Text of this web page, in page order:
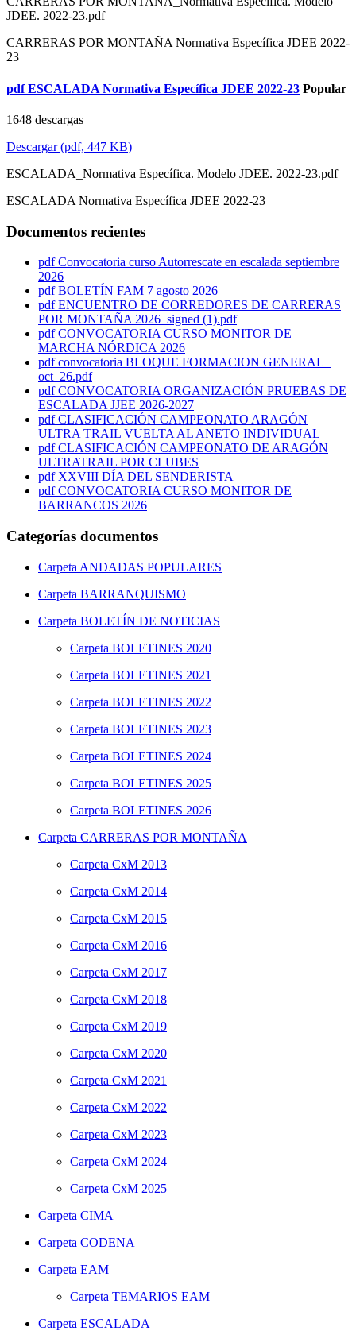
JDEE. 2022-23.pdf
CARRERAS POR MONTAÑA Normativa Específica JDEE 2022-
23
pdf ESCALADA Normativa Específica JDEE 2022-23 Popular
1648 descargas
Descargar(pdf, 447 KB)
ESCALADA_Normativa Específica. Modelo JDEE. 2022-23.pdf
ESCALADA Normativa Específica JDEE 2022-23
Documentos recientes
pdf Convocatoria curso Autorrescate en escalada septiembre
2026
pdf BOLETÍN FAM 7 agosto 2026
pdf ENCUENTRO DE CORREDORES DE CARRERAS
POR MONTAÑA 2026_signed (1).pdf
pdf CONVOCATORIA CURSO MONITOR DE
MARCHA NÓRDICA 2026
pdf convocatoria BLOQUE FORMACION GENERAL_
oct_26.pdf
pdf CONVOCATORIA ORGANIZACIÓN PRUEBAS DE
ESCALADA JJEE 2026-2027
pdf CLASIFICACIÓN CAMPEONATO ARAGÓN
ULTRA TRAIL VUELTA AL ANETO INDIVIDUAL
pdf CLASIFICACIÓN CAMPEONATO DE ARAGÓN
ULTRATRAIL POR CLUBES
pdf XXVIII DÍA DEL SENDERISTA
pdf CONVOCATORIA CURSO MONITOR DE
BARRANCOS 2026
Categorías documentos
Carpeta ANDADAS POPULARES
Carpeta BARRANQUISMO
Carpeta BOLETÍN DE NOTICIAS
Carpeta BOLETINES 2020
Carpeta BOLETINES 2021
Carpeta BOLETINES 2022
Carpeta BOLETINES 2023
Carpeta BOLETINES 2024
Carpeta BOLETINES 2025
Carpeta BOLETINES 2026
Carpeta CARRERAS POR MONTAÑA
Carpeta CxM 2013
Carpeta CxM 2014
Carpeta CxM 2015
Carpeta CxM 2016
Carpeta CxM 2017
Carpeta CxM 2018
Carpeta CxM 2019
Carpeta CxM 2020
Carpeta CxM 2021
Carpeta CxM 2022
Carpeta CxM 2023
Carpeta CxM 2024
Carpeta CxM 2025
Carpeta CIMA
Carpeta CODENA
Carpeta EAM
Carpeta TEMARIOS EAM
Carpeta ESCALADA